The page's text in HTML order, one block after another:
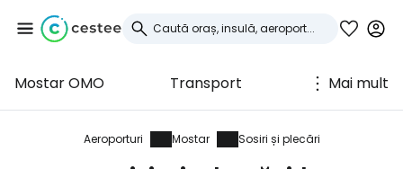
Mostar OMO Transport Mai mult
Aeroporturi Mostar Sosiri și plecări
Conectați-vă la
Cestee